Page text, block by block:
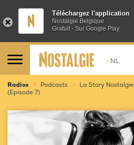
Téléchargez l'application
Nostalgie Belgique
Gratuit - Sur Google Play
> NL
Radios Podcasts La Story Nostalgie
(Episode 7)